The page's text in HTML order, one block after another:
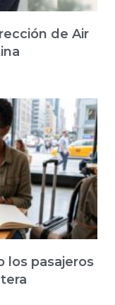
de Air
los pasajeros